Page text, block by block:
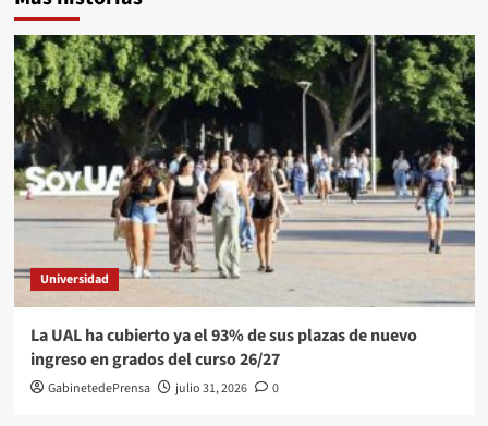
Universidad
La UAL ha cubierto ya el 93% de sus plazas de nuevo
ingreso en grados del curso 26/27
GabinetedePrensa julio 31, 2026 0